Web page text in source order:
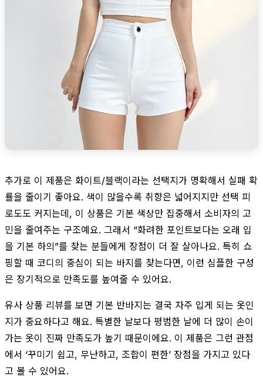
추가로 이 제품은 화이트/블랙이라는 선택지가 명확해서 실패 확
률을 줄이기 좋아요. 색이 많을수록 취향은 넓어지지만 선택 피
로도도 커지는데, 이 상품은 기본 색상만 집중해서 소비자의 고
민을 줄여주는 구조예요. 그래서 “화려한 포인트보다는 오래 입
을 기본 하의”를 찾는 분들에게 장점이 더 잘 살아나요. 특히 쇼
핑할 때 코디의 중심이 되는 바지를 찾는다면, 이런 심플한 구성
은 장기적으로 만족도를 높여줄 수 있어요.
유사 상품 리뷰를 보면 기본 반바지는 결국 자주 입게 되는 옷인
지가 중요하다고 해요. 특별한 날보다 평범한 날에 더 많이 손이
가는 옷이 진짜 만족도가 높기 때문이에요. 이 제품은 그런 관점
에서 ‘꾸미기 쉽고, 무난하고, 조합이 편한’ 장점을 가지고 있다
고 볼 수 있어요.